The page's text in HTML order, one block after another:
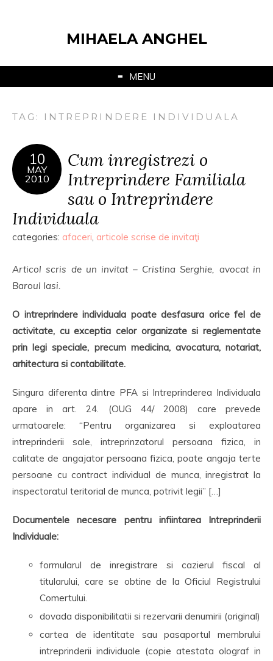
MIHAELA ANGHEL
MENU
TAG: INTREPRINDERE INDIVIDUALA
10
MAY
2010
Cum inregistrezi o
Intreprindere Familiala
sau o Intreprindere
Individuala
categories: afaceri, articole scrise de invitaţi
Articol scris de un invitat – Cristina Serghie, avocat in
Baroul Iasi.
O intreprindere individuala poate desfasura orice fel de
activitate, cu exceptia celor organizate si reglementate
prin legi speciale, precum medicina, avocatura, notariat,
arhitectura si contabilitate.
Singura diferenta dintre PFA si Intreprinderea Individuala
apare in art. 24. (OUG 44/ 2008) care prevede
urmatoarele: “Pentru organizarea si exploatarea
intreprinderii sale, intreprinzatorul persoana fizica, in
calitate de angajator persoana fizica, poate angaja terte
persoane cu contract individual de munca, inregistrat la
inspectoratul teritorial de munca, potrivit legii” […]
Documentele necesare pentru infiintarea Intreprinderii
Individuale:
formularul de inregistrare si cazierul fiscal al
titularului, care se obtine de la Oficiul Registrului
Comertului.
dovada disponibilitatii si rezervarii denumirii (original)
cartea de identitate sau pasaportul membrului
intreprinderii individuale (copie atestata olograf in